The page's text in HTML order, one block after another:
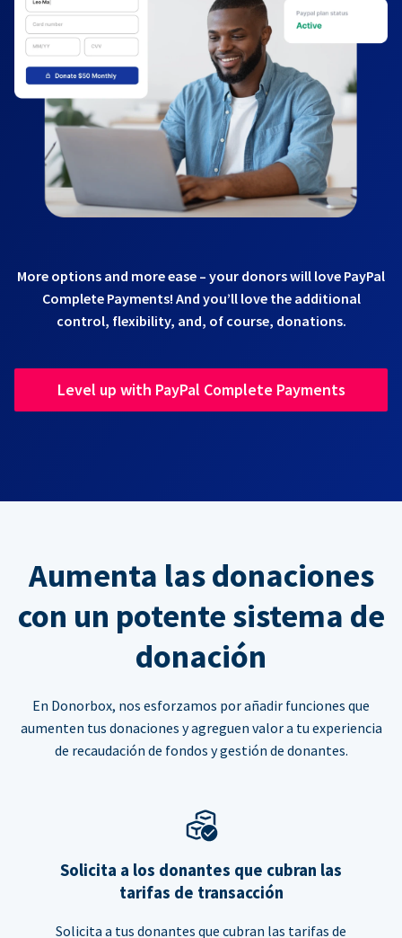
More options and more ease – your donors will love PayPal
Complete Payments! And you’ll love the additional
control, flexibility, and, of course, donations.
Level up with PayPal Complete Payments
Aumenta las donaciones
con un potente sistema de
donación
En Donorbox, nos esforzamos por añadir funciones que
aumenten tus donaciones y agreguen valor a tu experiencia
de recaudación de fondos y gestión de donantes.
Solicita a los donantes que cubran las
tarifas de transacción
Solicita a tus donantes que cubran las tarifas de